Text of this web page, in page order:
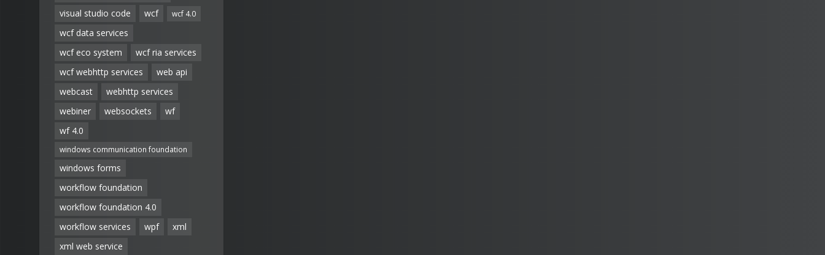
visual studio code
wcf wcf 4.0
wcf data services
wcf eco system
wcf ria services
wcf webhttp services
web api
webcast
webhttp services
webiner
websockets
wf
wf 4.0
windows communication foundation
windows forms
workflow foundation
workflow foundation 4.0
workflow services
wpf
xml
xml web service